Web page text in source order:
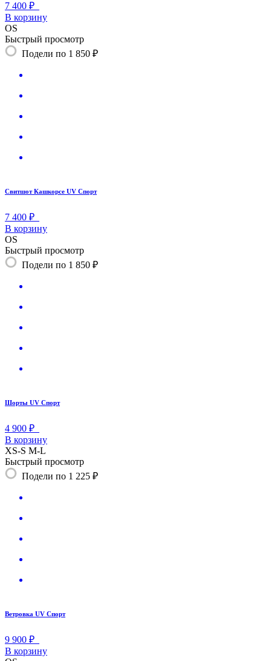
7 400 ₽
В корзину
OS
Быстрый просмотр
Подели по 1 850 ₽
Свитшот Кашкорсе UV Спорт
7 400 ₽
В корзину
OS
Быстрый просмотр
Подели по 1 850 ₽
Шорты UV Спорт
4 900 ₽
В корзину
XS-S M-L
Быстрый просмотр
Подели по 1 225 ₽
Ветровка UV Спорт
9 900 ₽
В корзину